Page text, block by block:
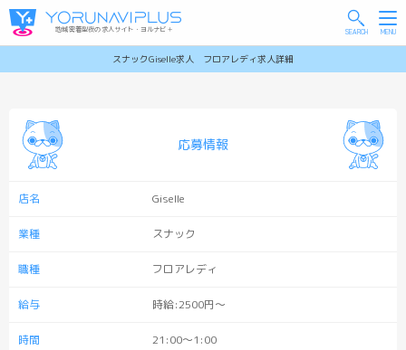
スナックGiselle求人 フロアレディ求人詳細
地域密着型夜の求人サイト・ヨルナビ＋
応募情報
店名 Giselle
業種 スナック
職種 フロアレディ
給与 時給:2500円～
時間 21:00〜1:00